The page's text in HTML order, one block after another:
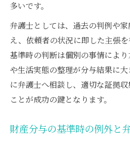
多いです。
弁護士としては、過去の判例や
え、依頼者の状況に即した主張を
基準時の判断は個別の事情によ
や生活実態の整理が分与結果に
に弁護士へ相談し、適切な証拠
ことが成功の鍵となります。
財産分与の基準時の例外と